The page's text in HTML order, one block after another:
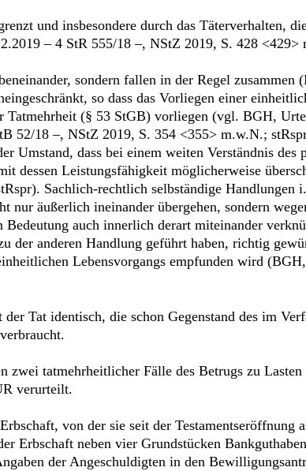
und insbesondere durch das Täterverhalten,
– 4 StR 555/18 –, NStZ 2019, S. 428 <429>
sondern fallen in der Regel zusammen
so dass das Vorliegen einer
Tatmehrheit (§ 53 StGB) vorliegen (vgl. BGH,
52/18 –, NStZ 2019, S. 354 <355> m.w.N.;
Umstand, dass bei einem weiten Verständnis des
dessen Leistungsfähigkeit möglicherweise
Sachlich-rechtlich selbständige Handlungen
nur äußerlich ineinander übergehen, sondern
auch innerlich derart miteinander
der anderen Handlung geführt haben, richtig
Lebensvorgangs empfunden wird
Tat identisch, die schon Gegenstand des im
tatmehrheitlicher Fälle des Betrugs zu Lasten
verurteilt.
von der sie seit der Testamentseröffnung
Erbschaft neben vier Grundstücken
der Angeschuldigten in den